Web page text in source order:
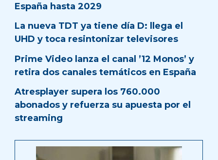
España hasta 2029
La nueva TDT ya tiene día D: llega el
UHD y toca resintonizar televisores
Prime Video lanza el canal ’12 Monos’ y
retira dos canales temáticos en España
Atresplayer supera los 760.000
abonados y refuerza su apuesta por el
streaming